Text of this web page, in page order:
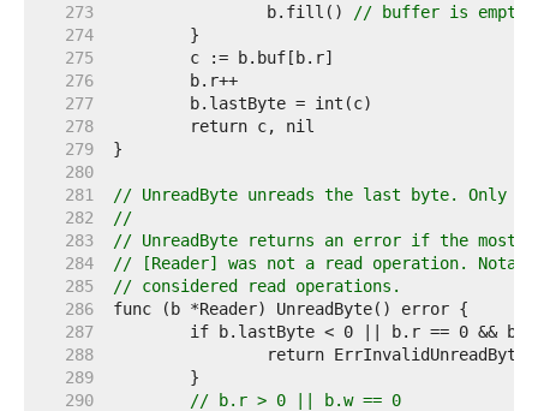
   273
		b.fill()
// buffer is empty
   274
   275
   276
   277
   278
   279
   280
   281
// UnreadByte unreads the last byte. Only
   282
//
   283
// UnreadByte returns an error if the most
   284
// [Reader] was not a read operation.
   285
// considered read operations.
   286
   287
   288
   289
   290
// b.r > 0 || b.w == 0